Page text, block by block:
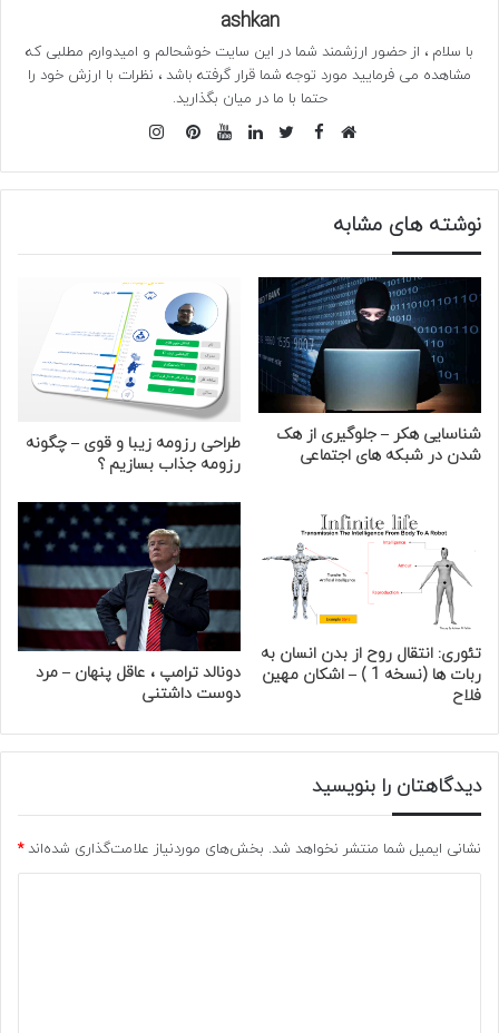
ashkan
با سلام ، از حضور ارزشمند شما در این سایت خوشحالم و امیدوارم مطلبی که
مشاهده می فرمایید مورد توجه شما قرار گرفته باشد ، نظرات با ارزش خود را
حتما با ما در میان بگذارید.
فیس
نوشته های مشابه
شناسایی هکر – جلوگیری از هک
شدن در شبکه های اجتماعی
طراحی رزومه زیبا و قوی – چگونه
رزومه جذاب بسازیم ؟
تئوری: انتقال روح از بدن انسان به
ربات ها (نسخه 1 ) – اشکان مهین
فلاح
دونالد ترامپ ، عاقل پنهان – مرد
دوست داشتنی
دیدگاهتان را بنویسید
نشانی ایمیل شما منتشر نخواهد شد. بخش‌های موردنیاز علامت‌گذاری شده‌اند*